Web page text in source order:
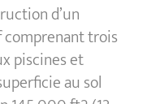
d’un
trois
piscines et
au sol